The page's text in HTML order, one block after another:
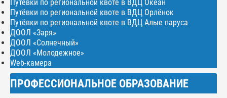
Путёвки по региональной квоте в ВДЦ Океан
Путёвки по региональной квоте в ВДЦ Орлёнок
Путёвки по региональной квоте в ВДЦ Алые паруса
ДООЛ «Заря»
ДООЛ «Солнечный»
ДООЛ «Молодежное»
Web-камера
ПРОФЕССИОНАЛЬНОЕ ОБРАЗОВАНИЕ